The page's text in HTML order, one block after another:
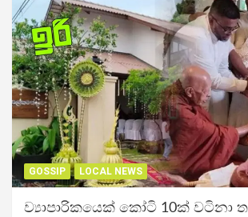
GOSSIP LOCAL NEWS
ව්‍යාපාරිකයෙක් කෝටි 10ක් වටිනා